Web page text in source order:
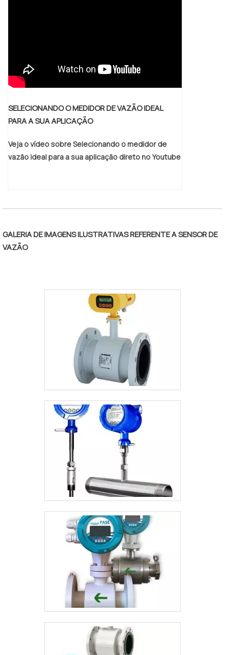
SELECIONANDO O MEDIDOR DE VAZÃO IDEAL
PARA A SUA APLICAÇÃO
Veja o vídeo sobre Selecionando o medidor de
vazão ideal para a sua aplicação direto no Youtube
GALERIA DE IMAGENS ILUSTRATIVAS REFERENTE A SENSOR DE
VAZÃO